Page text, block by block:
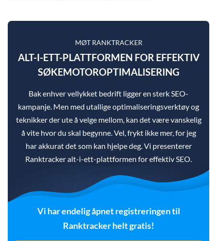
MØT RANKTRACKER
ALT-I-ETT-PLATTFORMEN FOR EFFEKTIV
SØKEMOTOROPTIMALISERING
Bak enhver vellykket bedrift ligger en sterk SEO-
kampanje. Men med utallige optimaliseringsverktøy og
teknikker der ute å velge mellom, kan det være vanskelig
å vite hvor du skal begynne. Vel, frykt ikke mer, for jeg
har akkurat det som kan hjelpe deg. Vi presenterer
Ranktracker alt-i-ett-plattformen for effektiv SEO.
Vi har endelig åpnet registreringen til
Ranktracker helt gratis!